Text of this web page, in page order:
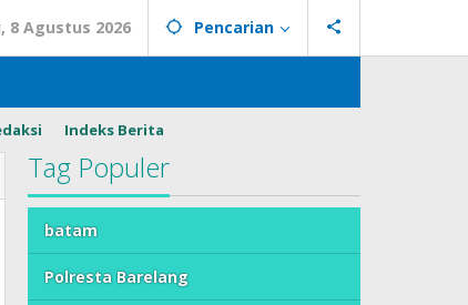
8 Agustus 2026 Pencarian
Indeks Berita
Tag Populer
batam
Polresta Barelang